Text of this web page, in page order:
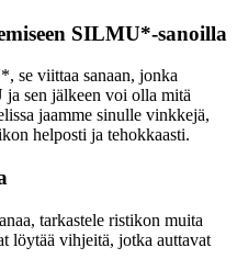
SILMU*-sanoilla
se viittaa sanaan, jonka
sen jälkeen voi olla mitä
jaamme sinulle vinkkejä,
helposti ja tehokkaasti.
tarkastele ristikon muita
löytää vihjeitä, jotka auttavat